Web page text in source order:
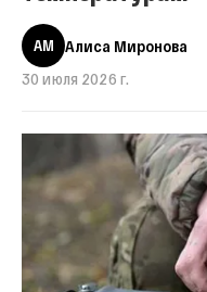
АМ
Алиса Миронова
30 июля 2026 г.